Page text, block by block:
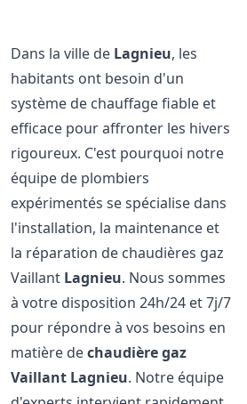
Dans la ville de Lagnieu, les
habitants ont besoin d'un
système de chauffage fiable et
efficace pour affronter les hivers
rigoureux. C'est pourquoi notre
équipe de plombiers
expérimentés se spécialise dans
l'installation, la maintenance et
la réparation de chaudières gaz
Vaillant Lagnieu. Nous sommes
à votre disposition 24h/24 et 7j/7
pour répondre à vos besoins en
matière dechaudière gaz
Vaillant Lagnieu. Notre équipe